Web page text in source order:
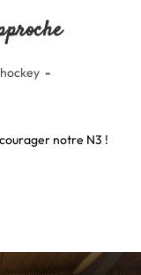
notre N3 !